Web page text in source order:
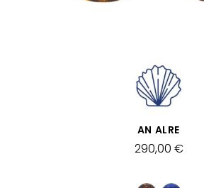
SCHNELLANSICHT
AN ALRE
290,00 €